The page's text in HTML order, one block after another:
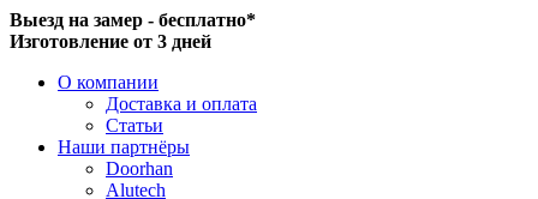
Выезд на замер - бесплатно*
Изготовление от 3 дней
О компании
Доставка и оплата
Статьи
Наши партнёры
Doorhan
Alutech